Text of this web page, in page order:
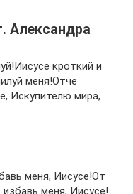
Александра
кроткий и
меня!Отче
Искупителю мира,
меня, Иисусе!От
меня, Иисусе!